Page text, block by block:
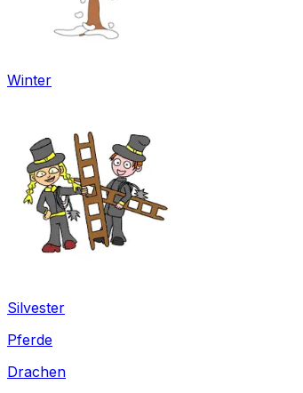
Winter
Silvester
Pferde
Drachen